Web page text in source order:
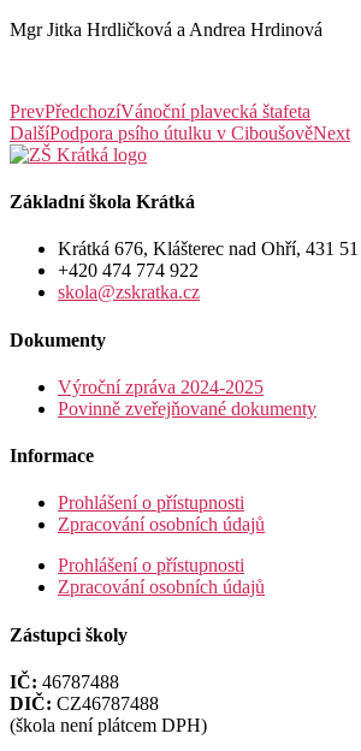
Mgr Jitka Hrdličková a Andrea Hrdinová
PrevPředchozíVánoční plavecká štafeta
DalšíPodpora psího útulku v CiboušověNext
Základní škola Krátká
Krátká 676, Klášterec nad Ohří, 431 51
+420 474 774 922
skola@zskratka.cz
Dokumenty
Výroční zpráva 2024-2025
Povinně zveřejňované dokumenty
Informace
Prohlášení o přístupnosti
Zpracování osobních údajů
Prohlášení o přístupnosti
Zpracování osobních údajů
Zástupci školy
IČ: 46787488
DIČ: CZ46787488
(škola není plátcem DPH)